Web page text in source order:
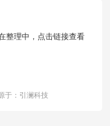
整理中，点击链接查看
于：引澜科技